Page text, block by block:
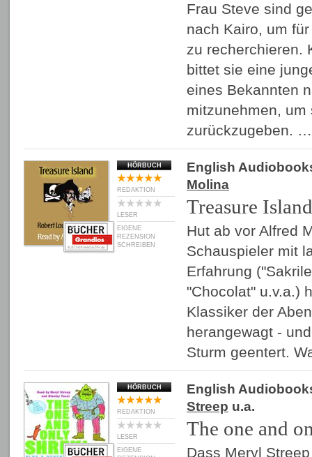
Frau Steve sind
nach Kairo, um
zu recherchieren.
bittet sie eine
eines Bekannten
mitzunehmen,
zurückzugeben.
HÖRBUCH
REDAKTION
LESER
EIGENE
REZENSION
SCHREIBEN
English
Molina
Treasure Island
Hut ab vor Alfred
Schauspieler mit
Erfahrung
"Chocolat" u.v.a.)
Klassiker der
herangewagt -
Sturm geentert.
HÖRBUCH
REDAKTION
LESER
EIGENE
English
Streep u.a.
The one and
Dass Meryl